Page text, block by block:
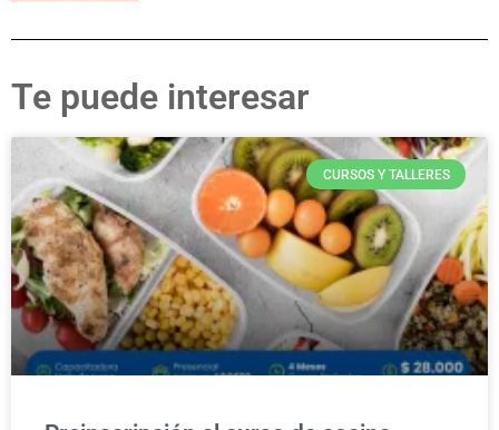
Te puede interesar
CURSOS Y TALLERES